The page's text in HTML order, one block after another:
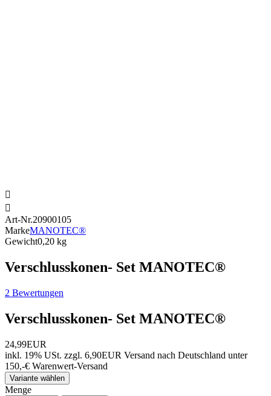


Art-Nr.20900105
MarkeMANOTEC®
Gewicht0,20 kg
Verschlusskonen- Set MANOTEC®
2 Bewertungen
Verschlusskonen- Set MANOTEC®
24,99EUR
inkl. 19% USt. zzgl. 6,90EUR Versand nach Deutschland unter
150,-€ Warenwert-Versand
Variante wählen
Menge